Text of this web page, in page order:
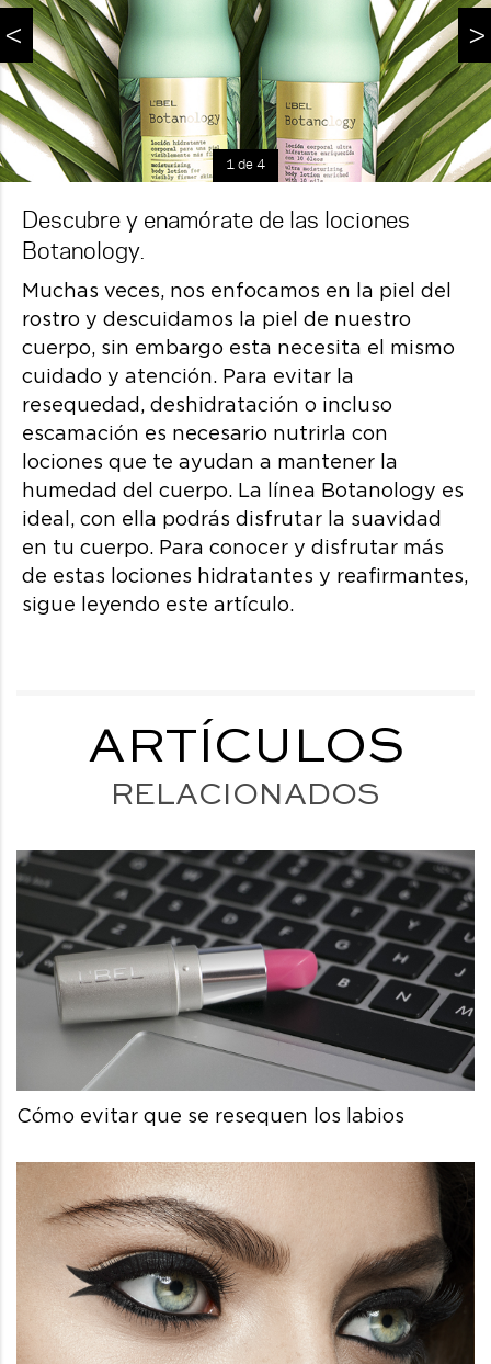
<
1 de 4
Descubre y enamórate de las lociones
Botanology.
Muchas veces, nos enfocamos en la piel del
rostro y descuidamos la piel de nuestro
cuerpo, sin embargo esta necesita el mismo
cuidado y atención. Para evitar la
resequedad, deshidratación o incluso
escamación es necesario nutrirla con
lociones que te ayudan a mantener la
humedad del cuerpo. La línea Botanology es
ideal, con ella podrás disfrutar la suavidad
en tu cuerpo. Para conocer y disfrutar más
de estas lociones hidratantes y reafirmantes,
sigue leyendo este artículo.
>
ARTÍCULOS
RELACIONADOS
Cómo evitar que se resequen los labios